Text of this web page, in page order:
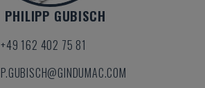
PHILIPP GUBISCH
+49 162 402 75 81
P.GUBISCH@GINDUMAC.COM